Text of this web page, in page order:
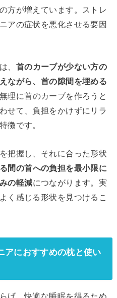
方が増えています。ストレ
アの症状を悪化させる要因
、 首のカーブが少ない方の
ながら、首の隙間を埋める
理に首のカーブを作ろうと
せて、負担をかけずにリラ
徴です。
把握し、それに合った形状
間の首への負担を最小限に
の軽減につながります。実
く感じる形状を見つけるこ
アにおすすめの枕と使い
げ、快適な睡眠を得るため